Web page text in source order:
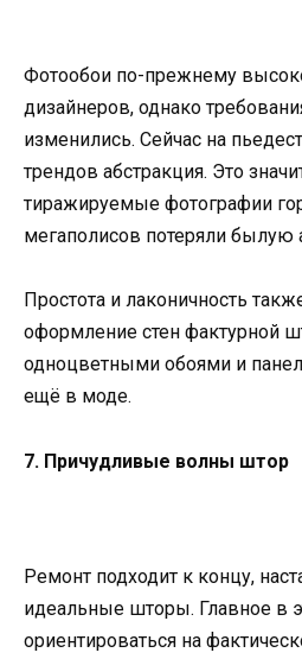
Фотообои по-прежнему
дизайнеров, однако
изменились. Сейчас на
трендов абстракция. Это
тиражируемые фотографии
мегаполисов потеряли былую
Простота и лаконичность
оформление стен фактурной
одноцветными обоями и
ещё в моде.
7. Причудливые волны штор
Ремонт подходит к концу,
идеальные шторы. Главное в
ориентироваться на